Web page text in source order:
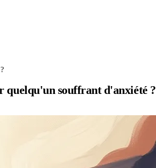
quelqu'un souffrant d'anxiété ?